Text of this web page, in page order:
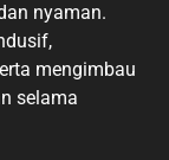
nyaman.
mengimbau
selama